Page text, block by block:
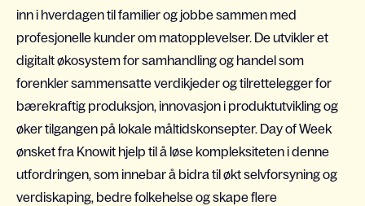
inn i hverdagen til familier og jobbe sammen med
profesjonelle kunder om matopplevelser. De utvikler et
digitalt økosystem for samhandling og handel som
forenkler sammensatte verdikjeder og tilrettelegger for
bærekraftig produksjon, innovasjon i produktutvikling og
øker tilgangen på lokale måltidskonsepter. Day of Week
ønsket fra Knowit hjelp til å løse kompleksiteten i denne
utfordringen, som innebar å bidra til økt selvforsyning og
verdiskaping, bedre folkehelse og skape flere